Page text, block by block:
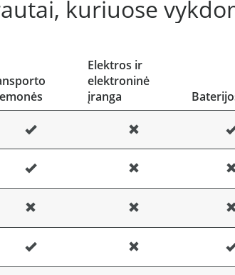
kuriuose
Elektros ir
elektroninė
įranga